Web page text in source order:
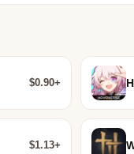
$0.90+
$1.13+